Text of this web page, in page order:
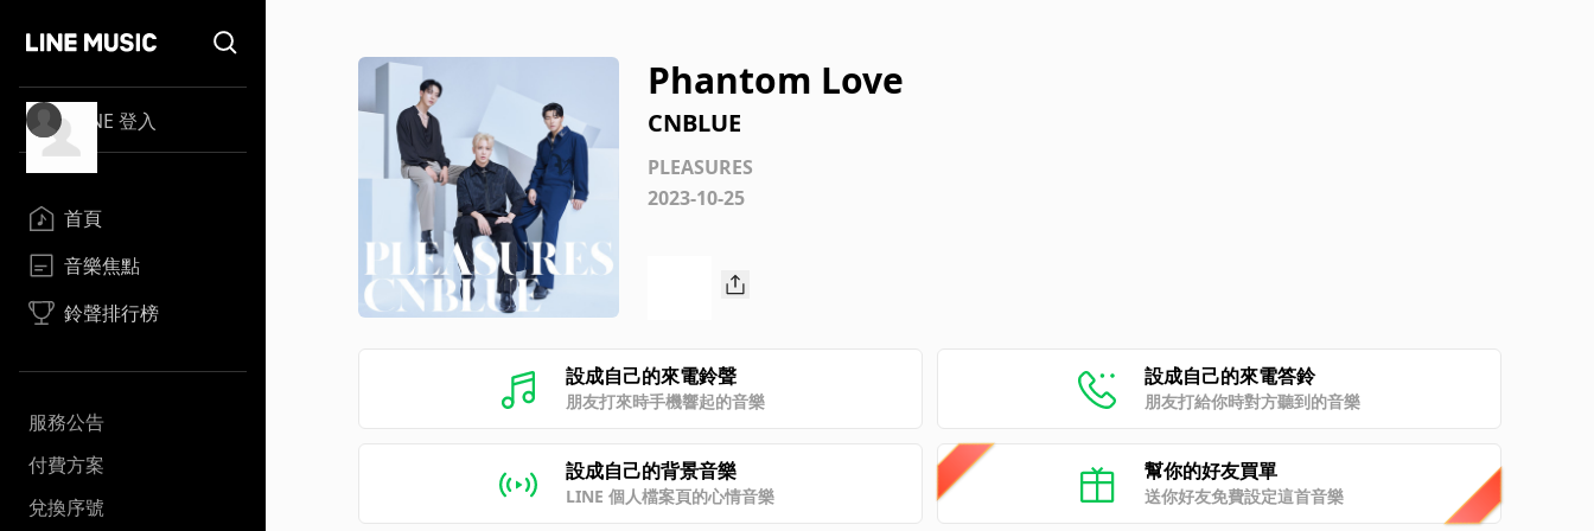
LINE 登入
首頁
音樂焦點
鈴聲排行榜
服務公告
付費方案
兌換序號
Phantom Love
CNBLUE
PLEASURES
2023-10-25
設成自己的來電鈴聲
朋友打來時手機響起的音樂
設成自己的來電答鈴
朋友打給你時對方聽到的音樂
設成自己的背景音樂
LINE 個人檔案頁的心情音樂
幫你的好友買單
送你好友免費設定這首音樂